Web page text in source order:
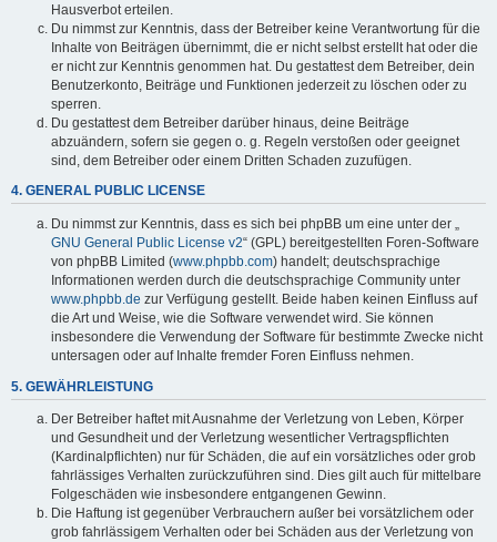
Hausverbot erteilen.
Du nimmst zur Kenntnis, dass der Betreiber keine Verantwortung für die
Inhalte von Beiträgen übernimmt, die er nicht selbst erstellt hat oder die
er nicht zur Kenntnis genommen hat. Du gestattest dem Betreiber, dein
Benutzerkonto, Beiträge und Funktionen jederzeit zu löschen oder zu
sperren.
Du gestattest dem Betreiber darüber hinaus, deine Beiträge
abzuändern, sofern sie gegen o. g. Regeln verstoßen oder geeignet
sind, dem Betreiber oder einem Dritten Schaden zuzufügen.
4. GENERAL PUBLIC LICENSE
Du nimmst zur Kenntnis, dass es sich bei phpBB um eine unter der „
GNU General Public License v2“ (GPL) bereitgestellten Foren-Software
von phpBB Limited (www.phpbb.com) handelt; deutschsprachige
Informationen werden durch die deutschsprachige Community unter
www.phpbb.de zur Verfügung gestellt. Beide haben keinen Einfluss auf
die Art und Weise, wie die Software verwendet wird. Sie können
insbesondere die Verwendung der Software für bestimmte Zwecke nicht
untersagen oder auf Inhalte fremder Foren Einfluss nehmen.
5. GEWÄHRLEISTUNG
Der Betreiber haftet mit Ausnahme der Verletzung von Leben, Körper
und Gesundheit und der Verletzung wesentlicher Vertragspflichten
(Kardinalpflichten) nur für Schäden, die auf ein vorsätzliches oder grob
fahrlässiges Verhalten zurückzuführen sind. Dies gilt auch für mittelbare
Folgeschäden wie insbesondere entgangenen Gewinn.
Die Haftung ist gegenüber Verbrauchern außer bei vorsätzlichem oder
grob fahrlässigem Verhalten oder bei Schäden aus der Verletzung von